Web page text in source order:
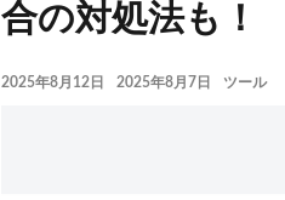
合の対処法も！
2025年8月12日 2025年8月7日 ツール